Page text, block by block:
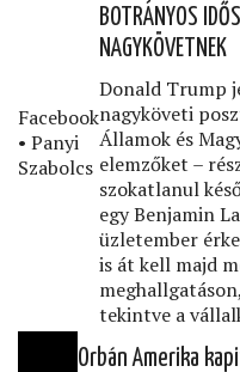
Facebook
• Panyi
Szabolcs
BOTRÁNYOS
NAGYKÖVETNEK
Donald Trump
nagyköveti
Államok és
elemzőket –
szokatlanul
egy Benjamin
üzletember
is át kell majd
tekintve a
Orbán Amerika